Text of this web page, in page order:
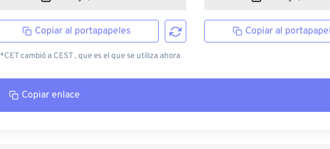
Copiar al portapapeles
*CET cambió a CEST , que es el que se utiliza ahora
Copiar al
Copiar enlace